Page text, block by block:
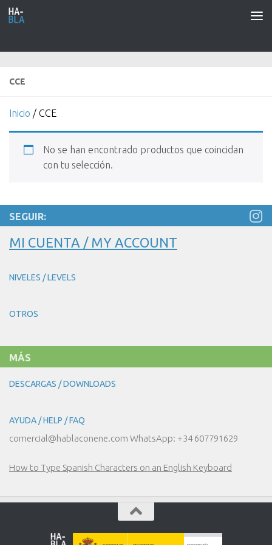
Saltar al contenido
CCE
Inicio / CCE
No se han encontrado productos que coincidan
con tu selección.
SEGUIR:
MI CUENTA / MY ACCOUNT
NIVELES / LEVELS
OTROS
MÁS
DESCARGAS / DOWNLOADS
AYUDA / HELP / FAQ
comercial@hablaconene.com WhatsApp: +34 607791629
How to Type Spanish Characters on an English Keyboard